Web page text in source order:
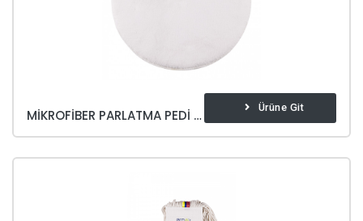
MIKROFIBER PARLATMA PEDI 43 CM Ürüne Git